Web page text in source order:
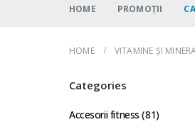
HOME PROMOȚII
HOME VITAMINE ȘI
Categories
Accesorii fitness (81)